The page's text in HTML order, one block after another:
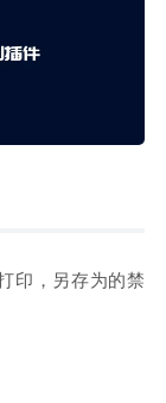
印，另存为的禁